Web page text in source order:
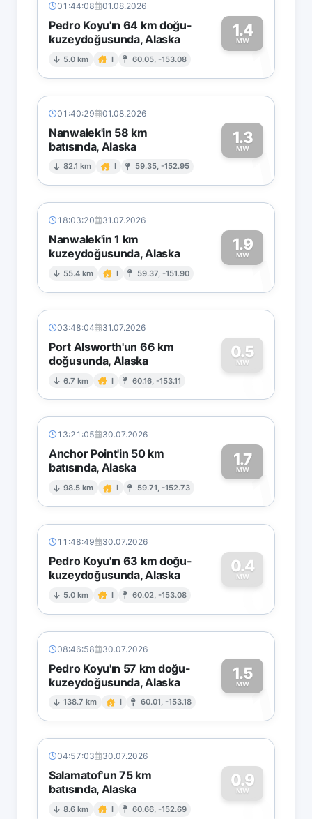
01:44:08 01.08.2026
Pedro Koyu'ın 64 km doğu-
kuzeydoğusunda, Alaska
5.0 km I 60.05, -153.08
1.4
MW1
01:40:29 01.08.2026
Nanwalek'in 58 km
batısında, Alaska
82.1 km I 59.35, -152.95
1.3
MW1
18:03:20 31.07.2026
Nanwalek'in 1 km
kuzeydoğusunda, Alaska
55.4 km I 59.37, -151.90
1.9
MW1
03:48:04 31.07.2026
Port Alsworth'un 66 km
doğusunda, Alaska
6.7 km I 60.16, -153.11
0.5
MW
0
13:21:05 30.07.2026
Anchor Point'in 50 km
batısında, Alaska
98.5 km I 59.71, -152.73
1.7
MW1
11:48:49 30.07.2026
Pedro Koyu'ın 63 km doğu-
kuzeydoğusunda, Alaska
5.0 km I 60.02, -153.08
0.4
MW
0
08:46:58 30.07.2026
Pedro Koyu'ın 57 km doğu-
kuzeydoğusunda, Alaska
138.7 km I 60.01, -153.18
1.5
MW1
04:57:03 30.07.2026
Salamatof'un 75 km
batısında, Alaska
8.6 km I 60.66, -152.69
0.9
MW